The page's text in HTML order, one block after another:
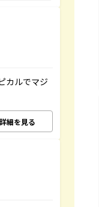
カルでマジ
詳細を見る